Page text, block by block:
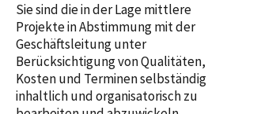
Sie sind die in der Lage mittlere
Projekte in Abstimmung mit der
Geschäftsleitung unter
Berücksichtigung von Qualitäten,
Kosten und Terminen selbständig
inhaltlich und organisatorisch zu